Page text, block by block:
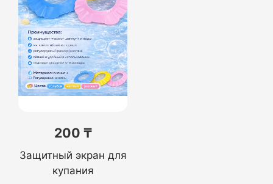
200 ₸
Защитный экран для
купания